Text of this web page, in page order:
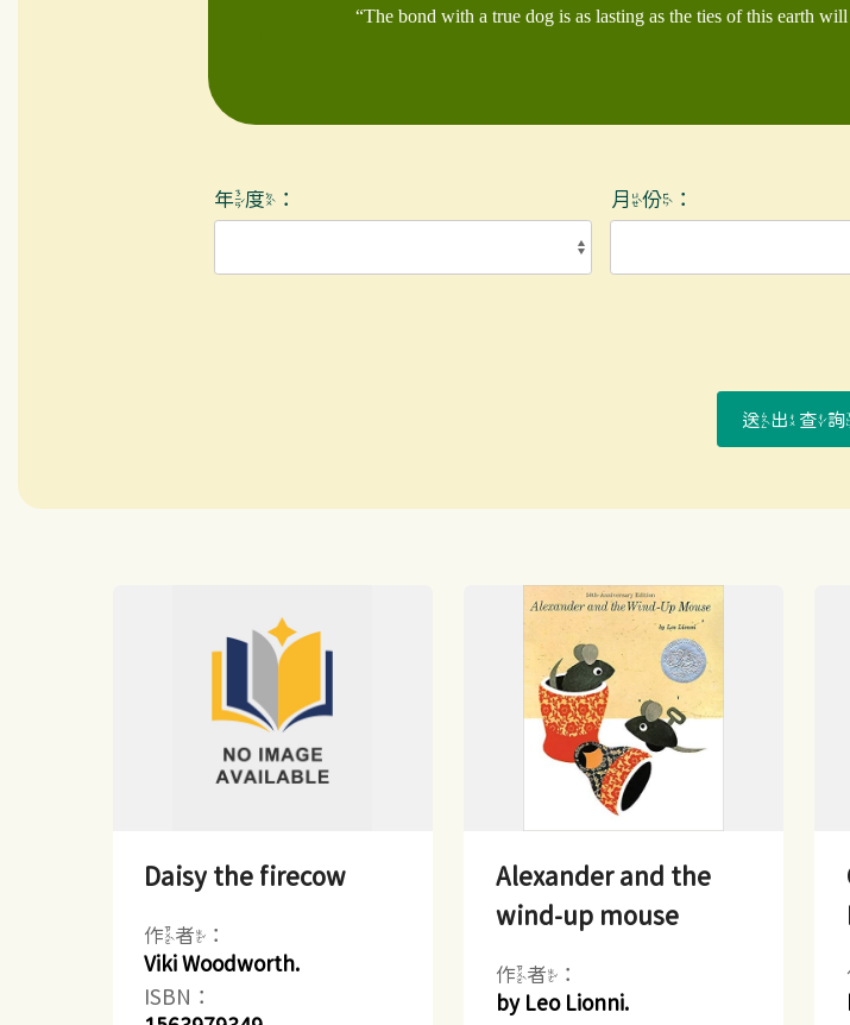
“The bond with a true dog is as lasting as the ties of this earth
年度： 月份：
送出查
Daisy the firecow
作者：
Viki Woodworth.
ISBN：
Alexander and the
wind-up mouse
作者：
by Leo Lionni.